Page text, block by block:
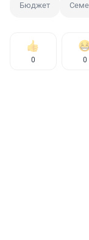
Бюджет
0 0